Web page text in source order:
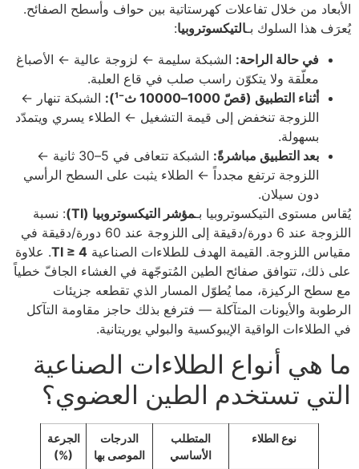
الأبعاد من خلال تفاعلات كهرستاتية بين حواف وأسطح الصفائح.
يُعرَف هذا السلوك بـالتيكسوتروبيا:
في حالة الراحة: الشبكة سليمة ← لزوجة عالية ← الأصباغ
معلّقة ولا يتكوّن راسب صلب في قاع العلبة.
أثناء التطبيق (قصّ 1000–10000 ث⁻¹):
الشبكة تنهار ←
اللزوجة تنخفض إلى قيمة التشغيل ← الطلاء يسري ويتمدّد
بسهولة.
بعد التطبيق مباشرةً:
الشبكة تتعافى في 5–30 ثانية ←
اللزوجة ترتفع مجدداً ← الطلاء يثبت على السطح الرأسي
دون سيلان.
يُقاس مستوى التيكسوتروبيا بـمؤشر التيكسوتروبيا (TI)
: نسبة
اللزوجة عند 6 دورة/دقيقة إلى اللزوجة عند 60 دورة/دقيقة في
مقياس اللزوجة. القيمة الهدف للطلاءات الصناعية TI ≥ 4. علاوة
على ذلك، تتوافق صفائح الطين المُتوجّهة في الغشاء الجافّ خطياً
مع سطح الركيزة، مما يُطوّل المسار الذي تقطعه جزيئات
الرطوبة والأيونات المتآكلة — فترفع بذلك حاجز مقاومة التآكل
في الطلاءات الواقية الإيبوكسية والبولي يوريتانية.
ما هي أنواع الطلاءات الصناعية
التي تستخدم الطين العضوي؟
نوع الطلاء
المتطلب
الأساسي
الدرجات
الموصى بها
الجرعة
(%)